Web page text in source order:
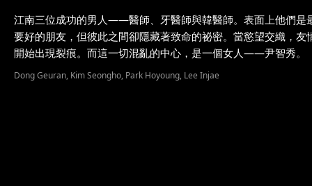
江南三位成功的男人——醫師、牙醫師與韓醫師。表面上他們是
要好的朋友，但彼此之間卻隱藏著致命的祕密。當慾望交織，友
開始出現裂痕。而這一切混亂的中心，是一個女人——尹智秀。
Dong Geuran, Kim Seongho, Park Hoyoung, Lee Injae